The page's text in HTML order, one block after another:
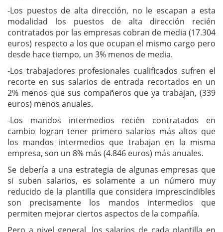
-Los puestos de alta dirección, no le escapan a esta
modalidad los puestos de alta dirección recién
contratados por las empresas cobran de media (17.304
euros) respecto a los que ocupan el mismo cargo pero
desde hace tiempo, un 3% menos de media.
-Los trabajadores profesionales cualificados sufren el
recorte en sus salarios de entrada recortados en un
2% menos que sus compañeros que ya trabajan, (339
euros) menos anuales.
-Los mandos intermedios recién contratados en
cambio logran tener primero salarios más altos que
los mandos intermedios que trabajan en la misma
empresa, son un 8% más (4.846 euros) más anuales.
Se debería a una estrategia de algunas empresas que
si suben salarios, es solamente a un número muy
reducido de la plantilla que considera imprescindibles
son precisamente los mandos intermedios que
permiten mejorar ciertos aspectos de la compañía.
Pero a nivel general, los salarios de cada plantilla en